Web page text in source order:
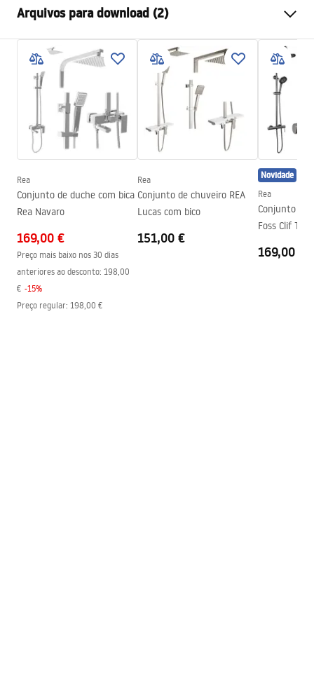
Cor
Preto
Tipo de cabina
Entrada
Cor do vidro
Transparente 8mm
Seria
Flexi
Assembléia
Em uma base de chuveiro ou
piso
Altura (mm)
1950
Garantia
24 meses
Revestimento Fácil e Limpo
Sim, num dos lados do vidro
Arquivos para download (2)
Informacje o bezpieczeństwie
WARUNKI_BEZPIECZENSTWA_KABINY_DRZWI_PARAWAN
Y.pdf
Manual de instalação
Instrukcja_monta__u___cianki_Flexi.pdf
Rea
Conjunto de duche com bica
Rea Navaro
169,00 €
Preço mais baixo nos 30 dias
anteriores ao desconto: 198,00
€ -15%
Preço regular: 198,00 €
Rea
Conjunto de chuveiro REA
Lucas com bico
151,00 €
Novidade
Rea
Conjunto de
Foss Clif
169,00 €